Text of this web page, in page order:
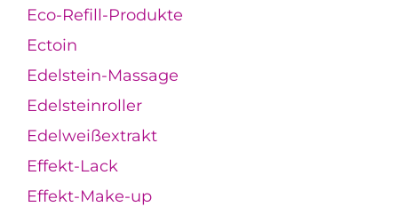
Eco-Refill-Produkte
Ectoin
Edelstein-Massage
Edelsteinroller
Edelweißextrakt
Effekt-Lack
Effekt-Make-up